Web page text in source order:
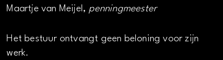
Maartje van Meijel, penningmeester
Het bestuur ontvangt geen beloning voor zijn
werk.